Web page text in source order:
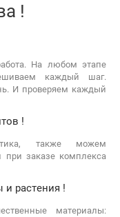
!
На любом этапе
каждый шаг.
И проверяем каждый
!
также можем
при заказе комплекса
и растения !
материалы: